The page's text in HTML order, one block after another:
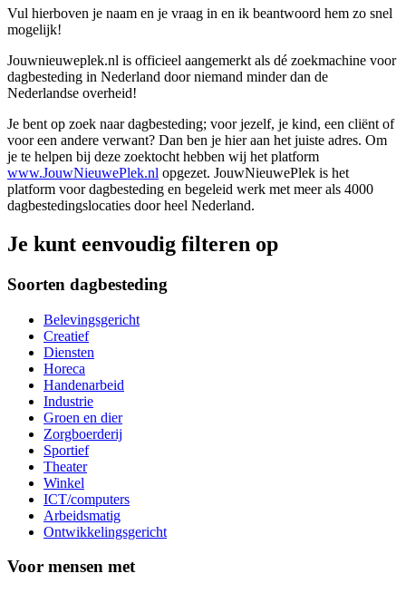
Vul hierboven je naam en je vraag in en ik beantwoord hem zo snel
mogelijk!
Jouwnieuweplek.nl is officieel aangemerkt als dé zoekmachine voor
dagbesteding in Nederland door niemand minder dan de
Nederlandse overheid!
Je bent op zoek naar dagbesteding; voor jezelf, je kind, een cliënt of
voor een andere verwant? Dan ben je hier aan het juiste adres. Om
je te helpen bij deze zoektocht hebben wij het platform
www.JouwNieuwePlek.nl opgezet. JouwNieuwePlek is het
platform voor dagbesteding en begeleid werk met meer als 4000
dagbestedingslocaties door heel Nederland.
Je kunt eenvoudig filteren op
Soorten dagbesteding
Belevingsgericht
Creatief
Diensten
Horeca
Handenarbeid
Industrie
Groen en dier
Zorgboerderij
Sportief
Theater
Winkel
ICT/computers
Arbeidsmatig
Ontwikkelingsgericht
Voor mensen met